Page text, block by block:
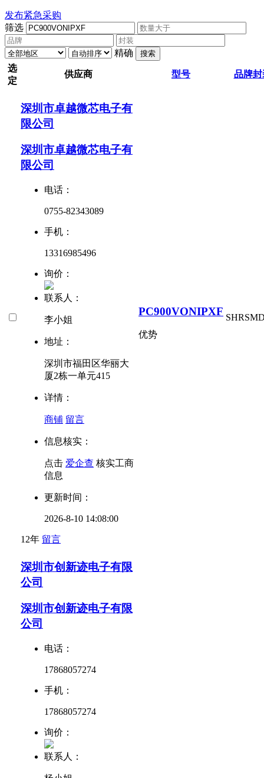
发布紧急采购
筛选
精确 搜索
选
定
供应商 型号 品牌封
深圳市卓越微芯电子有
限公司
深圳市卓越微芯电子有
限公司
电话：
0755-82343089
手机：
13316985496
询价：
联系人：
李小姐
地址：
深圳市福田区华丽大
厦2栋一单元415
详情：
商铺 留言
信息核实：
点击 爱企查 核实工商
信息
更新时间：
2026-8-10 14:08:00
12年 留言
PC900VONIPXF
优势
SHR
深圳市创新迹电子有限
公司
深圳市创新迹电子有限
公司
电话：
17868057274
手机：
17868057274
询价：
联系人：